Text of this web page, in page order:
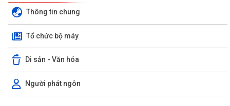
Thông tin chung
Tổ chức bộ máy
Di sản - Văn hóa
Người phát ngôn